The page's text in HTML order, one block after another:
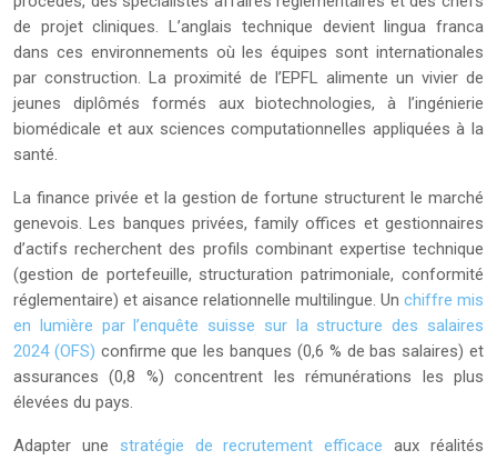
de projet cliniques. L’anglais technique devient lingua franca
dans ces environnements où les équipes sont internationales
par construction. La proximité de l’EPFL alimente un vivier de
jeunes diplômés formés aux biotechnologies, à l’ingénierie
biomédicale et aux sciences computationnelles appliquées à la
santé.
La finance privée et la gestion de fortune structurent le marché
genevois. Les banques privées, family offices et gestionnaires
d’actifs recherchent des profils combinant expertise technique
(gestion de portefeuille, structuration patrimoniale, conformité
réglementaire) et aisance relationnelle multilingue. Un chiffre mis
en lumière par l’enquête suisse sur la structure des salaires
2024 (OFS) confirme que les banques (0,6 % de bas salaires) et
assurances (0,8 %) concentrent les rémunérations les plus
élevées du pays.
Adapter une stratégie de recrutement efficace aux réalités